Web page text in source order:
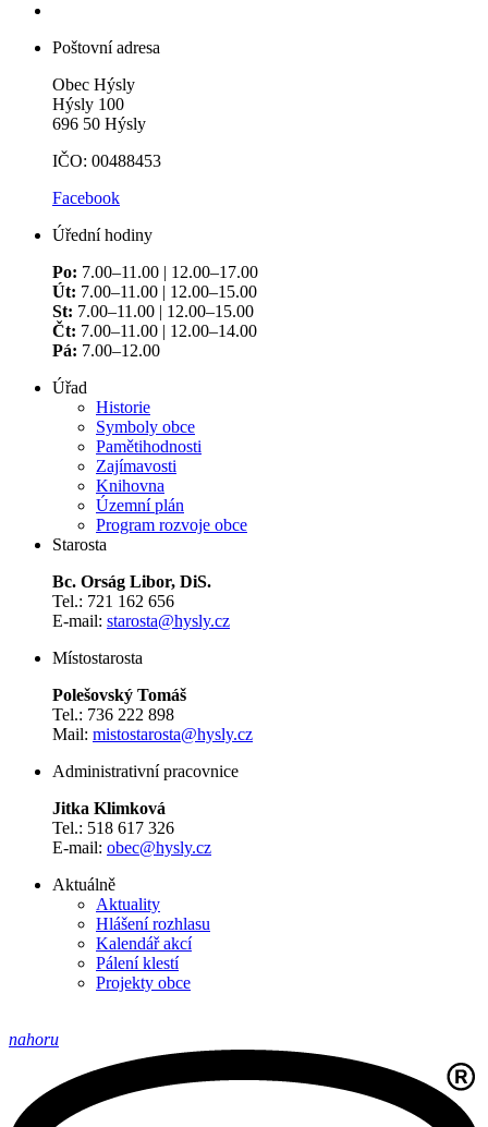
Poštovní adresa
Obec Hýsly
Hýsly 100
696 50 Hýsly
IČO: 00488453
Facebook
Úřední hodiny
Po: 7.00–11.00 | 12.00–17.00
Út: 7.00–11.00 | 12.00–15.00
St: 7.00–11.00 | 12.00–15.00
Čt: 7.00–11.00 | 12.00–14.00
Pá: 7.00–12.00
Úřad
Historie
Symboly obce
Pamětihodnosti
Zajímavosti
Knihovna
Územní plán
Program rozvoje obce
Starosta
Bc. Orság Libor, DiS.
Tel.: 721 162 656
E-mail: starosta@hysly.cz
​​​​​​​Místostarosta
Polešovský Tomáš
Tel.: 736 222 898
Mail: mistostarosta@hysly.cz
Administrativní pracovnice
Jitka Klimková
Tel.: 518 617 326
E-mail: obec@hysly.cz
Aktuálně
Aktuality
Hlášení rozhlasu
Kalendář akcí
Pálení klestí
Projekty obce
nahoru